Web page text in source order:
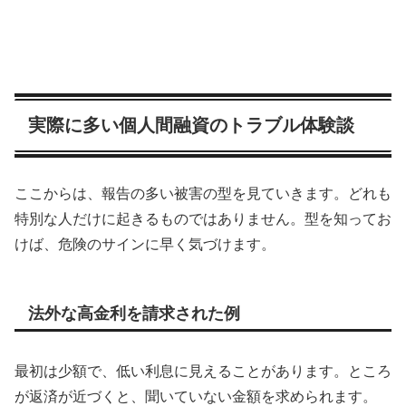
実際に多い個人間融資のトラブル体験談
ここからは、報告の多い被害の型を見ていきます。どれも
特別な人だけに起きるものではありません。型を知ってお
けば、危険のサインに早く気づけます。
法外な高金利を請求された例
最初は少額で、低い利息に見えることがあります。ところ
が返済が近づくと、聞いていない金額を求められます。